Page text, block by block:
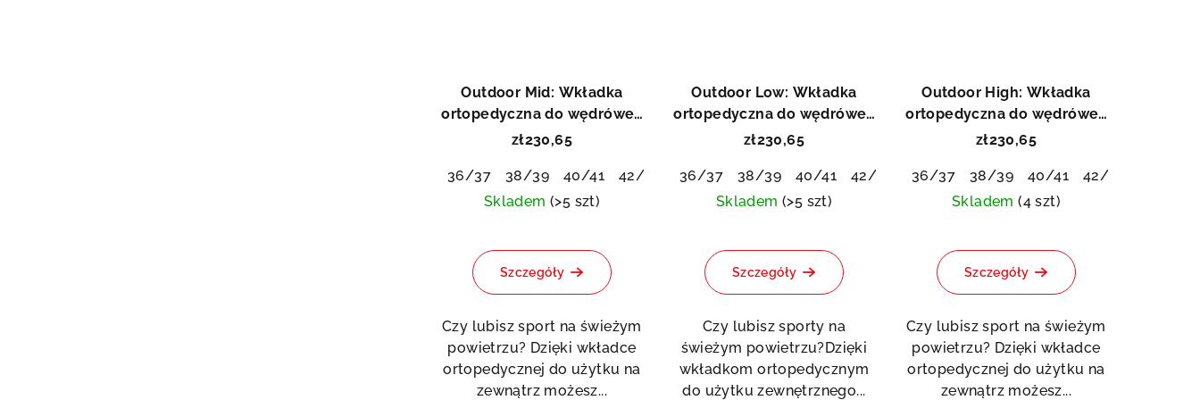
Outdoor Mid: Wkładka
ortopedyczna do wędrówek
i gry w golfa
zł230,65
36/37 38/39 40/41 42/43 44/45
46/48
Skladem (>5 szt)
Szczegóły
Czy lubisz sport na świeżym
powietrzu? Dzięki wkładce
ortopedycznej do użytku na
zewnątrz możesz...
Outdoor Low: Wkładka
ortopedyczna do wędrówek
i gry w golfa
zł230,65
36/37 38/39 40/41 42/43 44/45
46/48
Skladem (>5 szt)
Szczegóły
Czy lubisz sporty na
świeżym powietrzu?Dzięki
wkładkom ortopedycznym
do użytku zewnętrznego...
Outdoor High: Wkładka
ortopedyczna do wędrówek
i gry w golfa
zł230,65
36/37 38/39 40/41 42/43
Skladem(4 szt)
ocena
produktu
wynosi
5,0
na
5
gwiazdek.
Szczegóły
Czy lubisz sport na świeżym
powietrzu? Dzięki wkładce
ortopedycznej do użytku na
zewnątrz możesz...